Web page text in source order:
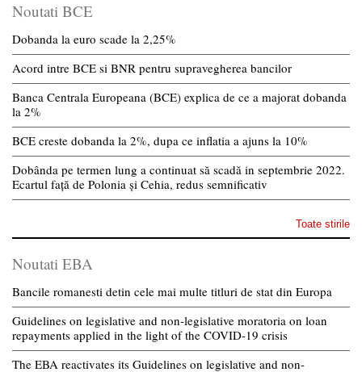
Noutati BCE
Dobanda la euro scade la 2,25%
Acord intre BCE si BNR pentru supravegherea bancilor
Banca Centrala Europeana (BCE) explica de ce a majorat dobanda
la 2%
BCE creste dobanda la 2%, dupa ce inflatia a ajuns la 10%
Dobânda pe termen lung a continuat să scadă in septembrie 2022.
Ecartul față de Polonia și Cehia, redus semnificativ
Toate stirile
Noutati EBA
Bancile romanesti detin cele mai multe titluri de stat din Europa
Guidelines on legislative and non-legislative moratoria on loan
repayments applied in the light of the COVID-19 crisis
The EBA reactivates its Guidelines on legislative and non-